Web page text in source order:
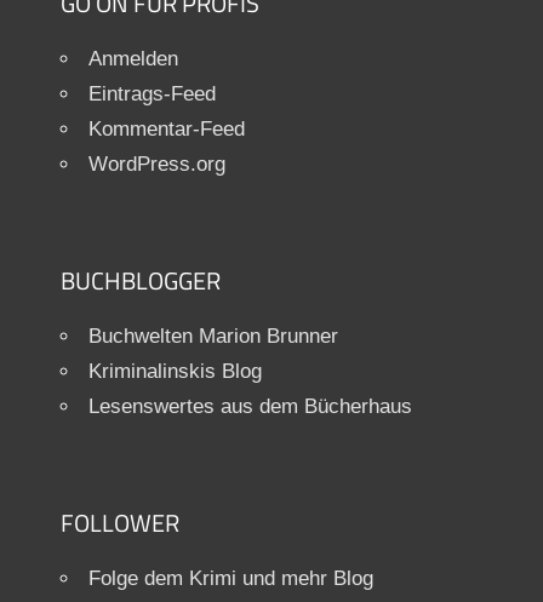
Anmelden
Eintrags-Feed
Kommentar-Feed
WordPress.org
BUCHBLOGGER
Buchwelten Marion Brunner
Kriminalinskis Blog
Lesenswertes aus dem Bücherhaus
FOLLOWER
Folge dem Krimi und mehr Blog